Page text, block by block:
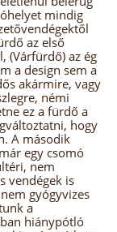
mindig
az első
(Várfürdő) az ég
a design sem a
akármire, vagy
némi
ez a fürdő a
hogy
A második
egy csomó
nem
vendégek is
gyógyvizes
a
hiánypótló